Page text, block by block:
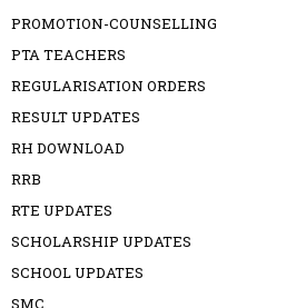
PROMOTION-COUNSELLING
PTA TEACHERS
REGULARISATION ORDERS
RESULT UPDATES
RH DOWNLOAD
RRB
RTE UPDATES
SCHOLARSHIP UPDATES
SCHOOL UPDATES
SMC